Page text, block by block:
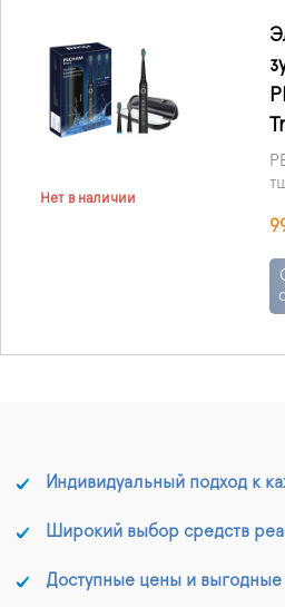
Нет в наличии
Индивидуальный подход к
Широкий выбор средств
Доступные цены и выгодные